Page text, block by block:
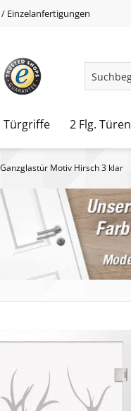
Einzelanfertigungen
Türgriffe 2 Flg. Türen
Ganzglastür Motiv Hirsch 3 klar